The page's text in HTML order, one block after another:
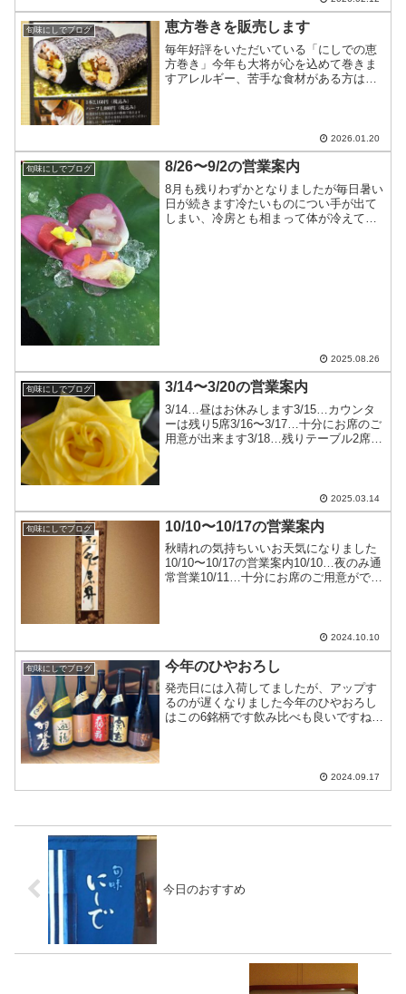
ます3日前までにご予約下さいアレルギー
や苦手な食材がある場合は予約時にお知
らせ下さい
旬味にしでブログ 恵方巻きを販売します
毎年好評をいただいている「にしでの恵
方巻き」今年も大将が心を込めて巻きま
すアレルギー、苦手な食材がある方はご
2026.01.20
旬味にしでブログ 8/26〜9/2の営業案内
8月も残りわずかとなりましたが毎日暑い
日が続きます冷たいものについ手が出て
しまい、冷房とも相まって体が冷えてま
2025.08.26
旬味にしでブログ 3/14〜3/20の営業案内
3/14…昼はお休みします3/15…カウンタ
ーは残り5席3/16〜3/17…十分にお席のご
用意が出来ます3/18…残りテーブル2席、
2025.03.14
旬味にしでブログ 10/10〜10/17の営業案内
秋晴れの気持ちいいお天気になりました
10/10〜10/17の営業案内10/10…夜のみ通
常営業10/11…十分にお席のご用意ができ
2024.10.10
旬味にしでブログ 今年のひやおろし
発売日には入荷してましたが、アップす
るのが遅くなりました今年のひやおろし
はこの6銘柄です飲み比べも良いですねあ
2024.09.17
今日のおすすめ